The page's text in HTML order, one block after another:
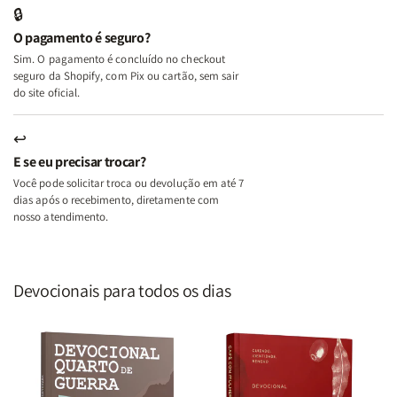
Lar
Lar
🔒
O pagamento é seguro?
Sim. O pagamento é concluído no checkout
seguro da Shopify, com Pix ou cartão, sem sair
do site oficial.
↩
E se eu precisar trocar?
Você pode solicitar troca ou devolução em até 7
dias após o recebimento, diretamente com
nosso atendimento.
Devocionais para todos os dias